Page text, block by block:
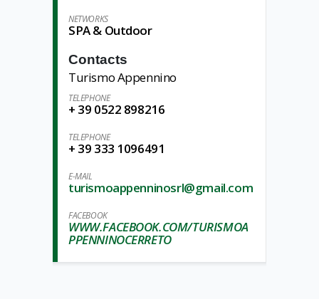
NETWORKS
SPA & Outdoor
Contacts
Turismo Appennino
TELEPHONE
+ 39 0522 898216
TELEPHONE
+ 39 333 1096491
E-MAIL
turismoappenninosrl@gmail.com
FACEBOOK
WWW.FACEBOOK.COM/TURISMOA
PPENNINOCERRETO